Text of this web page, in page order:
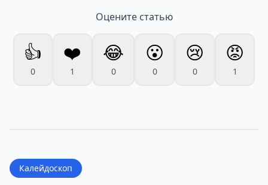
Оцените статью
👍
0
❤️
1
😂
0
😮
0
😢
0
😡
1
Калейдоскоп